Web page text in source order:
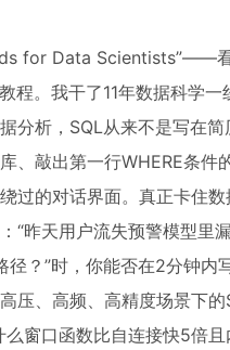
for Data Scientists”——看
程。我干了11年数据科学
分析，SQL从来不是写在
、敲出第一行WHERE条件
过的对话界面。真正卡住
“昨天用户流失预警模型里
径？”时，你能否在2分钟
压、高频、高精度场景下
么窗口函数比自连接快5倍